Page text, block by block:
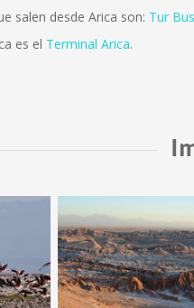
salen desde Arica son: Tur Bus
es el Terminal Arica.